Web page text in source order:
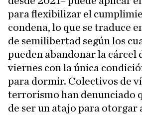
para flexibilizar el
condena, lo que se traduce
de semilibertad según los
pueden abandonar la cárcel
viernes con la única
para dormir. Colectivos de
terrorismo han denunciado
de ser un atajo para otorgar